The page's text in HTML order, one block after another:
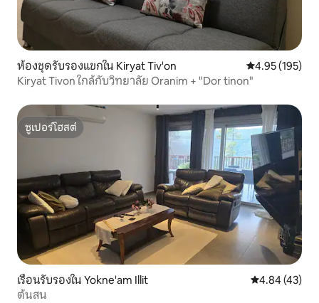
ห้องชุดรับรองแขกใน Kiryat Tiv'on คะแนนเฉลี่ย
4.95 (195)
Kiryat Tivon ใกล้กับวิทยาลัย Oranim + "Dor tinon"
ซูเปอร์โฮสต์
ซูเปอร์โฮสต์
เรือนรับรองใน Yokne'am Illit คะแนนเฉลี่ย
4.84 (43)
ต้นสน